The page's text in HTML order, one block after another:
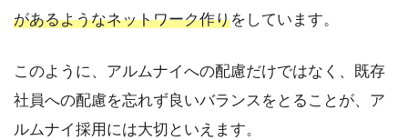
があるようなネットワーク作りをしています。
このように、アルムナイへの配慮だけではなく、既存
社員への配慮を忘れず良いバランスをとることが、ア
ルムナイ採用には大切といえます。